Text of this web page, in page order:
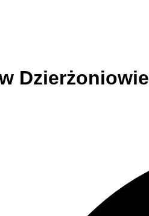
Dzierżoniowie